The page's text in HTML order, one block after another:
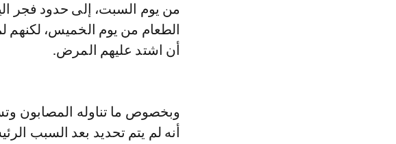
من يوم السبت، إلى حدود فجر
الطعام من يوم الخميس، لكنهم
أن اشتد عليهم المرض.
وبخصوص ما تناوله المصابون
أنه لم يتم تحديد بعد السبب